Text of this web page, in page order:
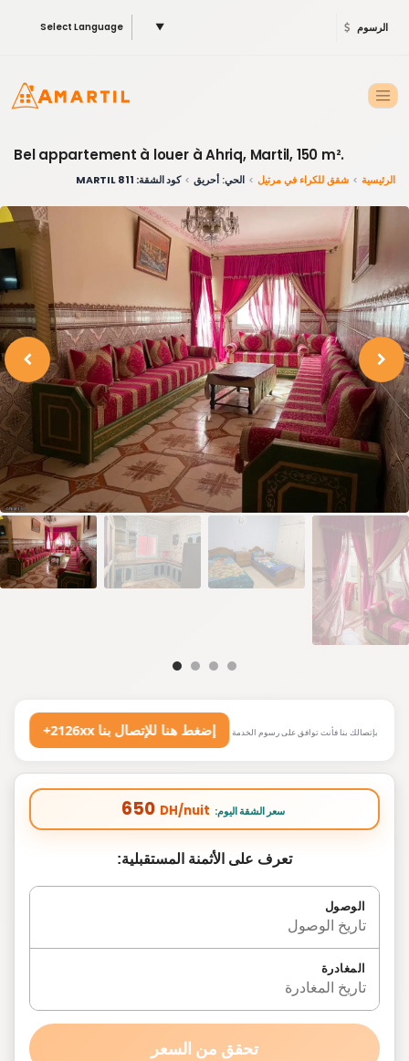
Select Language ▼ الرسوم
Bel appartement à louer à Ahriq, Martil, 150 m².
الرئيسية شقق للكراء في مرتيل الحي: أحريق كود الشقة: 811 MARTIL
+2126xx إضغط هنا للإتصال بنا بإتصالك بنا فأنت توافق على رسوم الخدمة
650 DH/nuit :سعر الشقة اليوم
تعرف على الأثمنة المستقبلية:
الوصول
تاريخ الوصول
المغادرة
تاريخ المغادرة
تحقق من السعر